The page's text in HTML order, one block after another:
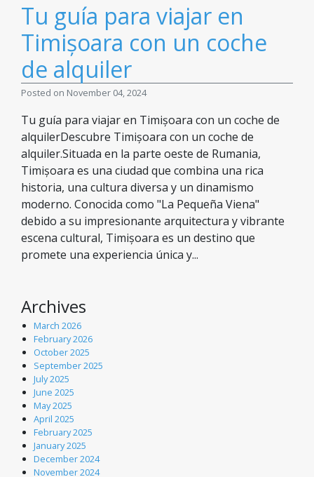
Tu guía para viajar en
Timișoara con un coche
de alquiler
Posted on November 04, 2024
Tu guía para viajar en Timișoara con un coche de
alquilerDescubre Timișoara con un coche de
alquiler.Situada en la parte oeste de Rumania,
Timișoara es una ciudad que combina una rica
historia, una cultura diversa y un dinamismo
moderno. Conocida como "La Pequeña Viena"
debido a su impresionante arquitectura y vibrante
escena cultural, Timișoara es un destino que
promete una experiencia única y...
Archives
March 2026
February 2026
October 2025
September 2025
July 2025
June 2025
May 2025
April 2025
February 2025
January 2025
December 2024
November 2024